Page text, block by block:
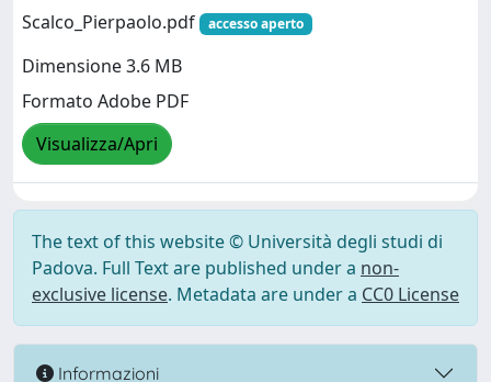
Scalco_Pierpaolo.pdf
accesso aperto
Dimensione 3.6 MB
Formato Adobe PDF
Visualizza/Apri
The text of this website © Università degli studi di
Padova. Full Text are published under a non-
exclusive license. Metadata are under a CC0 License
Informazioni